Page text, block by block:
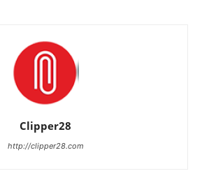
Clipper28
http://clipper28.com